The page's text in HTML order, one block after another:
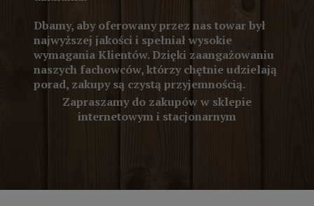
Dbamy, aby oferowany przez nas towar był
najwyższej jakości i spełniał wysokie
wymagania Klientów. Dzięki zaangażowaniu
naszych fachowców, którzy chętnie udzielają
porad, zakupy są czystą przyjemnością.
Zapraszamy do zakupów w sklepie
internetowym i stacjonarnym